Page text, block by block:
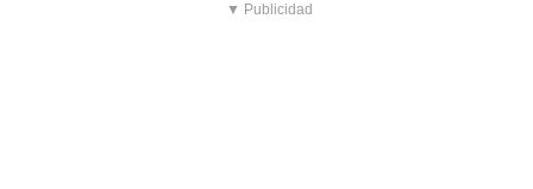
▼ Publicidad